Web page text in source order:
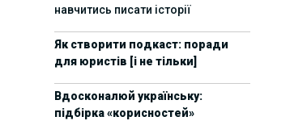
05/11/2025 11 листопада пройде
вебінар “AI-агенти: прайвесі, IP
та комплаєнс ризики”
31/10/20258 листопада пройде
Форум молодих юристів України
2025
навчитись писати історії
Як створити подкаст: поради
для юристів [і не тільки]
Вдосконалюй українську:
підбірка «корисностей»